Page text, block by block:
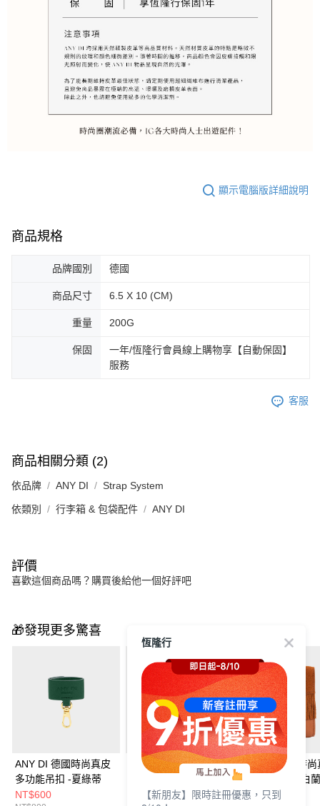
顯示電腦版詳細說明
商品規格
品牌國別 德國
商品尺寸 6.5 X 10 (CM)
重量 200G
保固
一年/恆隆行會員線上購物享【自動保固】
服務
客服
商品相關分類 (2)
依品牌 ANY DI Strap System
依類別 行李箱 & 包袋配件 ANY DI
評價
喜歡這個商品嗎？購買後給他一個好評吧
🎁發現更多驚喜
ANY DI 德國時尚真皮
多功能吊扣 -夏綠蒂
NT$600
ANY DI 德國時尚真皮
多功能手機包 - 夏綠蒂
NT$3,375
ANY DI 德國時尚
多功能小袋 - 白
NT$1,950
恆隆行
【新朋友】限時註冊優惠，只到